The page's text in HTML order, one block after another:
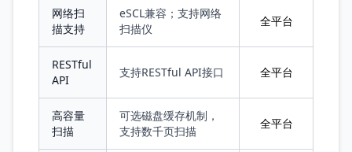
网络扫
描支持
eSCL兼容；支持网络
扫描仪
全平台
RESTful
API
支持RESTful API接口 全平台
高容量
扫描
可选磁盘缓存机制，
支持数千页扫描
全平台